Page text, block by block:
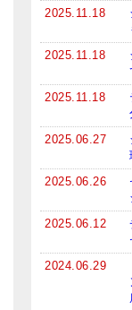
スティック・マレ
アマナマナのティン
プレミアム・テ
ベーシック・テ
チベット・真マント
お香定期購入（
チベット高僧のオラ
2025.11.18
2025.11.18
2025.11.18
2025.06.27
2025.06.26
2025.06.12
2024.06.29